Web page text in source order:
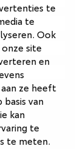
te
te
Ook
site
en
ze heeft
van
kan
te
te meten.